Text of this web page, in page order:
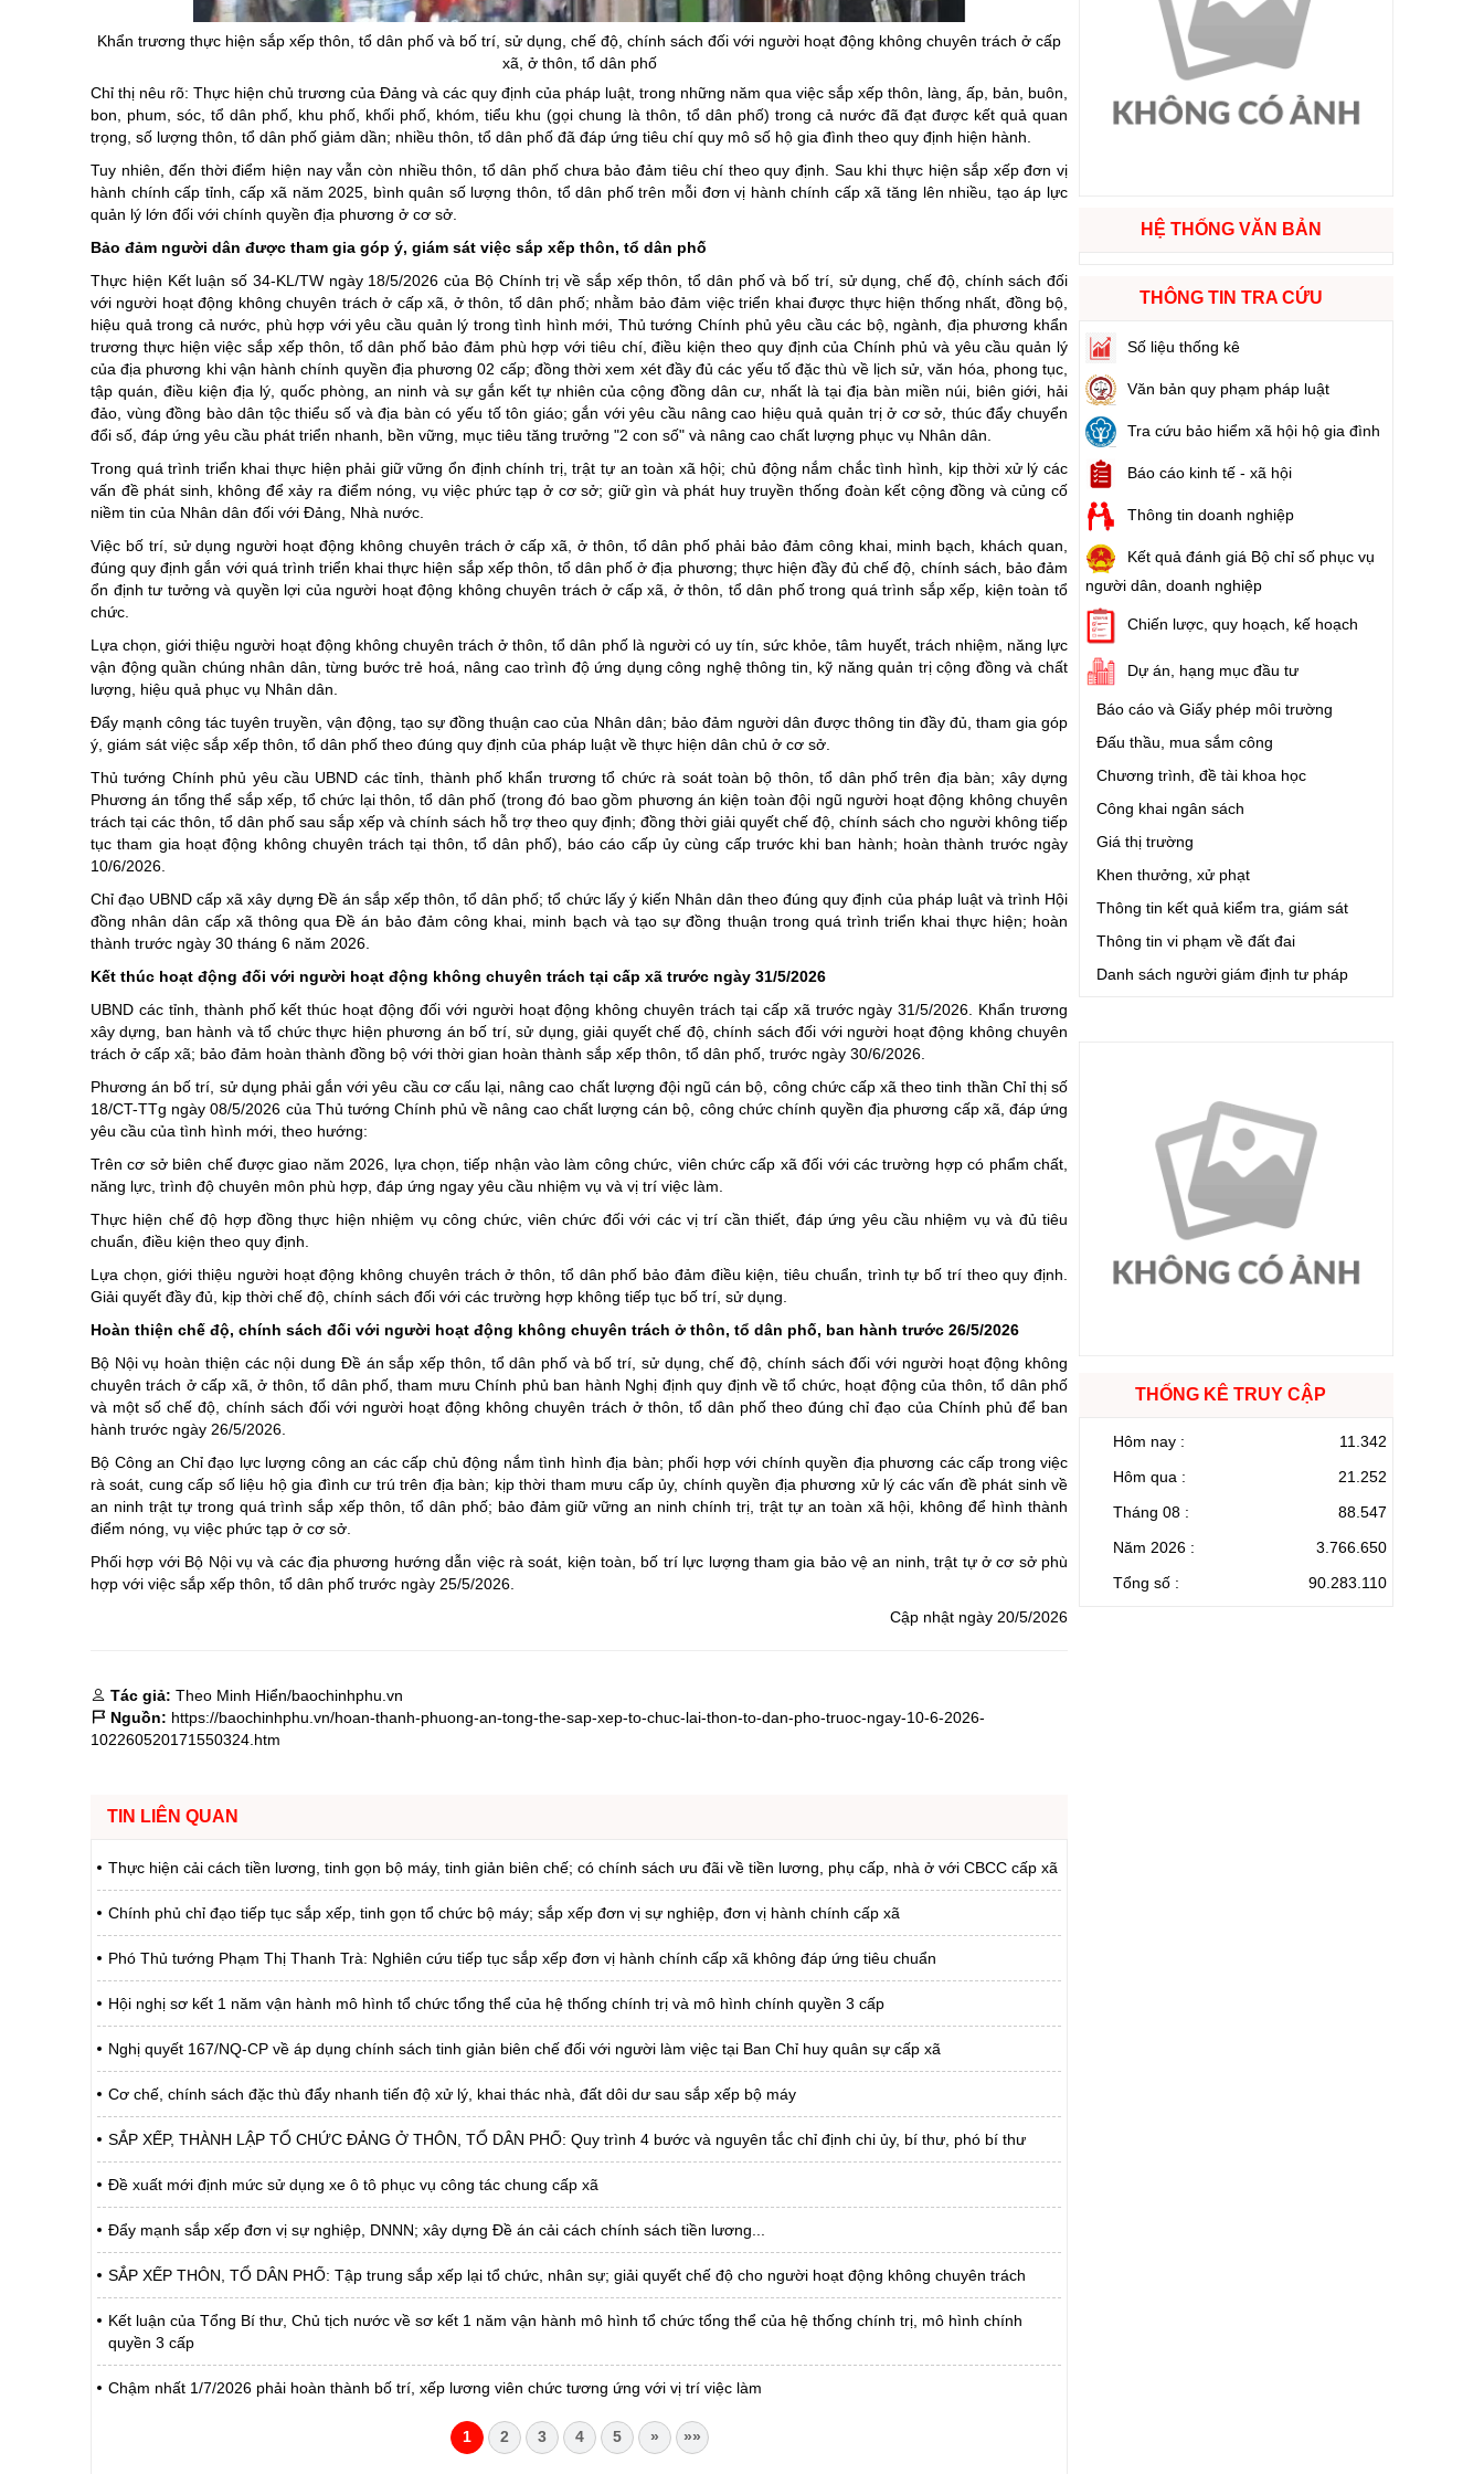
Chuyên đề tổng hợp Giảm nghèo bền vững
Bầu cử đại biểu Quốc hội khóa XVI và đại biểu Hội đồng nhân dân các cấp nhiệm kỳ 2026 - 2031
Đại hội Đảng các cấp
Gia đình hạnh phúc bền vững
An toàn thông tin
Người Việt Nam ưu tiên dùng hàng Việt Nam
Điểm báo
Phóng sự ảnh
Chuyên mục khác
Khẩn trương thực hiện sắp xếp thôn, tổ dân phố và bố trí, sử dụng, chế độ, chính sách đối với người hoạt động không chuyên trách ở cấp
xã, ở thôn, tổ dân phố
Chỉ thị nêu rõ: Thực hiện chủ trương của Đảng và các quy định của pháp luật, trong những năm qua việc sắp xếp thôn, làng, ấp, bản, buôn,
bon, phum, sóc, tổ dân phố, khu phố, khối phố, khóm, tiểu khu (gọi chung là thôn, tổ dân phố) trong cả nước đã đạt được kết quả quan
trọng, số lượng thôn, tổ dân phố giảm dần; nhiều thôn, tổ dân phố đã đáp ứng tiêu chí quy mô số hộ gia đình theo quy định hiện hành.
Tuy nhiên, đến thời điểm hiện nay vẫn còn nhiều thôn, tổ dân phố chưa bảo đảm tiêu chí theo quy định. Sau khi thực hiện sắp xếp đơn vị
hành chính cấp tỉnh, cấp xã năm 2025, bình quân số lượng thôn, tổ dân phố trên mỗi đơn vị hành chính cấp xã tăng lên nhiều, tạo áp lực
quản lý lớn đối với chính quyền địa phương ở cơ sở.
Bảo đảm người dân được tham gia góp ý, giám sát việc sắp xếp thôn, tổ dân phố
Thực hiện Kết luận số 34-KL/TW ngày 18/5/2026 của Bộ Chính trị về sắp xếp thôn, tổ dân phố và bố trí, sử dụng, chế độ, chính sách đối
với người hoạt động không chuyên trách ở cấp xã, ở thôn, tổ dân phố; nhằm bảo đảm việc triển khai được thực hiện thống nhất, đồng bộ,
hiệu quả trong cả nước, phù hợp với yêu cầu quản lý trong tình hình mới, Thủ tướng Chính phủ yêu cầu các bộ, ngành, địa phương khẩn
trương thực hiện việc sắp xếp thôn, tổ dân phố bảo đảm phù hợp với tiêu chí, điều kiện theo quy định của Chính phủ và yêu cầu quản lý
của địa phương khi vận hành chính quyền địa phương 02 cấp; đồng thời xem xét đầy đủ các yếu tố đặc thù về lịch sử, văn hóa, phong tục,
tập quán, điều kiện địa lý, quốc phòng, an ninh và sự gắn kết tự nhiên của cộng đồng dân cư, nhất là tại địa bàn miền núi, biên giới, hải
đảo, vùng đồng bào dân tộc thiểu số và địa bàn có yếu tố tôn giáo; gắn với yêu cầu nâng cao hiệu quả quản trị ở cơ sở, thúc đẩy chuyển
đổi số, đáp ứng yêu cầu phát triển nhanh, bền vững, mục tiêu tăng trưởng "2 con số" và nâng cao chất lượng phục vụ Nhân dân.
Trong quá trình triển khai thực hiện phải giữ vững ổn định chính trị, trật tự an toàn xã hội; chủ động nắm chắc tình hình, kịp thời xử lý các
vấn đề phát sinh, không để xảy ra điểm nóng, vụ việc phức tạp ở cơ sở; giữ gìn và phát huy truyền thống đoàn kết cộng đồng và củng cố
niềm tin của Nhân dân đối với Đảng, Nhà nước.
Việc bố trí, sử dụng người hoạt động không chuyên trách ở cấp xã, ở thôn, tổ dân phố phải bảo đảm công khai, minh bạch, khách quan,
đúng quy định gắn với quá trình triển khai thực hiện sắp xếp thôn, tổ dân phố ở địa phương; thực hiện đầy đủ chế độ, chính sách, bảo đảm
ổn định tư tưởng và quyền lợi của người hoạt động không chuyên trách ở cấp xã, ở thôn, tổ dân phố trong quá trình sắp xếp, kiện toàn tổ
chức.
Lựa chọn, giới thiệu người hoạt động không chuyên trách ở thôn, tổ dân phố là người có uy tín, sức khỏe, tâm huyết, trách nhiệm, năng lực
vận động quần chúng nhân dân, từng bước trẻ hoá, nâng cao trình độ ứng dụng công nghệ thông tin, kỹ năng quản trị cộng đồng và chất
lượng, hiệu quả phục vụ Nhân dân.
Đẩy mạnh công tác tuyên truyền, vận động, tạo sự đồng thuận cao của Nhân dân; bảo đảm người dân được thông tin đầy đủ, tham gia góp
ý, giám sát việc sắp xếp thôn, tổ dân phố theo đúng quy định của pháp luật về thực hiện dân chủ ở cơ sở.
Thủ tướng Chính phủ yêu cầu UBND các tỉnh, thành phố khẩn trương tổ chức rà soát toàn bộ thôn, tổ dân phố trên địa bàn; xây dựng
Phương án tổng thể sắp xếp, tổ chức lại thôn, tổ dân phố (trong đó bao gồm phương án kiện toàn đội ngũ người hoạt động không chuyên
trách tại các thôn, tổ dân phố sau sắp xếp và chính sách hỗ trợ theo quy định; đồng thời giải quyết chế độ, chính sách cho người không tiếp
tục tham gia hoạt động không chuyên trách tại thôn, tổ dân phố), báo cáo cấp ủy cùng cấp trước khi ban hành; hoàn thành trước ngày
10/6/2026.
Chỉ đạo UBND cấp xã xây dựng Đề án sắp xếp thôn, tổ dân phố; tổ chức lấy ý kiến Nhân dân theo đúng quy định của pháp luật và trình Hội
đồng nhân dân cấp xã thông qua Đề án bảo đảm công khai, minh bạch và tạo sự đồng thuận trong quá trình triển khai thực hiện; hoàn
thành trước ngày 30 tháng 6 năm 2026.
Kết thúc hoạt động đối với người hoạt động không chuyên trách tại cấp xã trước ngày 31/5/2026
UBND các tỉnh, thành phố kết thúc hoạt động đối với người hoạt động không chuyên trách tại cấp xã trước ngày 31/5/2026. Khẩn trương
xây dựng, ban hành và tổ chức thực hiện phương án bố trí, sử dụng, giải quyết chế độ, chính sách đối với người hoạt động không chuyên
trách ở cấp xã; bảo đảm hoàn thành đồng bộ với thời gian hoàn thành sắp xếp thôn, tổ dân phố, trước ngày 30/6/2026.
Phương án bố trí, sử dụng phải gắn với yêu cầu cơ cấu lại, nâng cao chất lượng đội ngũ cán bộ, công chức cấp xã theo tinh thần Chỉ thị số
18/CT-TTg ngày 08/5/2026 của Thủ tướng Chính phủ về nâng cao chất lượng cán bộ, công chức chính quyền địa phương cấp xã, đáp ứng
yêu cầu của tình hình mới, theo hướng:
Trên cơ sở biên chế được giao năm 2026, lựa chọn, tiếp nhận vào làm công chức, viên chức cấp xã đối với các trường hợp có phẩm chất,
năng lực, trình độ chuyên môn phù hợp, đáp ứng ngay yêu cầu nhiệm vụ và vị trí việc làm.
Thực hiện chế độ hợp đồng thực hiện nhiệm vụ công chức, viên chức đối với các vị trí cần thiết, đáp ứng yêu cầu nhiệm vụ và đủ tiêu
chuẩn, điều kiện theo quy định.
Lựa chọn, giới thiệu người hoạt động không chuyên trách ở thôn, tổ dân phố bảo đảm điều kiện, tiêu chuẩn, trình tự bố trí theo quy định.
Giải quyết đầy đủ, kịp thời chế độ, chính sách đối với các trường hợp không tiếp tục bố trí, sử dụng.
Hoàn thiện chế độ, chính sách đối với người hoạt động không chuyên trách ở thôn, tổ dân phố, ban hành trước 26/5/2026
Bộ Nội vụ hoàn thiện các nội dung Đề án sắp xếp thôn, tổ dân phố và bố trí, sử dụng, chế độ, chính sách đối với người hoạt động không
chuyên trách ở cấp xã, ở thôn, tổ dân phố, tham mưu Chính phủ ban hành Nghị định quy định về tổ chức, hoạt động của thôn, tổ dân phố
và một số chế độ, chính sách đối với người hoạt động không chuyên trách ở thôn, tổ dân phố theo đúng chỉ đạo của Chính phủ để ban
hành trước ngày 26/5/2026.
Bộ Công an Chỉ đạo lực lượng công an các cấp chủ động nắm tình hình địa bàn; phối hợp với chính quyền địa phương các cấp trong việc
rà soát, cung cấp số liệu hộ gia đình cư trú trên địa bàn; kịp thời tham mưu cấp ủy, chính quyền địa phương xử lý các vấn đề phát sinh về
an ninh trật tự trong quá trình sắp xếp thôn, tổ dân phố; bảo đảm giữ vững an ninh chính trị, trật tự an toàn xã hội, không để hình thành
điểm nóng, vụ việc phức tạp ở cơ sở.
Phối hợp với Bộ Nội vụ và các địa phương hướng dẫn việc rà soát, kiện toàn, bố trí lực lượng tham gia bảo vệ an ninh, trật tự ở cơ sở phù
hợp với việc sắp xếp thôn, tổ dân phố trước ngày 25/5/2026.
Cập nhật ngày 20/5/2026
Tác giả: Theo Minh Hiển/baochinhphu.vn
Nguồn: https://baochinhphu.vn/hoan-thanh-phuong-an-tong-the-sap-xep-to-chuc-lai-thon-to-dan-pho-truoc-ngay-10-6-2026-
102260520171550324.htm
TIN LIÊN QUAN
Thực hiện cải cách tiền lương, tinh gọn bộ máy, tinh giản biên chế; có chính sách ưu đãi về tiền lương, phụ cấp, nhà ở với CBCC cấp xã
Chính phủ chỉ đạo tiếp tục sắp xếp, tinh gọn tổ chức bộ máy; sắp xếp đơn vị sự nghiệp, đơn vị hành chính cấp xã
Phó Thủ tướng Phạm Thị Thanh Trà: Nghiên cứu tiếp tục sắp xếp đơn vị hành chính cấp xã không đáp ứng tiêu chuẩn
Hội nghị sơ kết 1 năm vận hành mô hình tổ chức tổng thể của hệ thống chính trị và mô hình chính quyền 3 cấp
Nghị quyết 167/NQ-CP về áp dụng chính sách tinh giản biên chế đối với người làm việc tại Ban Chỉ huy quân sự cấp xã
Cơ chế, chính sách đặc thù đẩy nhanh tiến độ xử lý, khai thác nhà, đất dôi dư sau sắp xếp bộ máy
SẮP XẾP, THÀNH LẬP TỔ CHỨC ĐẢNG Ở THÔN, TỔ DÂN PHỐ: Quy trình 4 bước và nguyên tắc chỉ định chi ủy, bí thư, phó bí thư
Đề xuất mới định mức sử dụng xe ô tô phục vụ công tác chung cấp xã
Đẩy mạnh sắp xếp đơn vị sự nghiệp, DNNN; xây dựng Đề án cải cách chính sách tiền lương...
SẮP XẾP THÔN, TỔ DÂN PHỐ: Tập trung sắp xếp lại tổ chức, nhân sự; giải quyết chế độ cho người hoạt động không chuyên trách
Kết luận của Tổng Bí thư, Chủ tịch nước về sơ kết 1 năm vận hành mô hình tổ chức tổng thể của hệ thống chính trị, mô hình chính
quyền 3 cấp
Chậm nhất 1/7/2026 phải hoàn thành bố trí, xếp lương viên chức tương ứng với vị trí việc làm
1 2 3 4 5 » »»
HỆ THỐNG VĂN BẢN
THÔNG TIN TRA CỨU
Số liệu thống kê
Văn bản quy phạm pháp luật
Tra cứu bảo hiểm xã hội hộ gia đình
Báo cáo kinh tế - xã hội
Thông tin doanh nghiệp
Kết quả đánh giá Bộ chỉ số phục vụ
người dân, doanh nghiệp
Chiến lược, quy hoạch, kế hoạch
Dự án, hạng mục đầu tư
Báo cáo và Giấy phép môi trường
Đấu thầu, mua sắm công
Chương trình, đề tài khoa học
Công khai ngân sách
Giá thị trường
Khen thưởng, xử phạt
Thông tin kết quả kiểm tra, giám sát
Thông tin vi phạm về đất đai
Danh sách người giám định tư pháp
THỐNG KÊ TRUY CẬP
Hôm nay :
11.342
Hôm qua :
21.252
Tháng 08 :
88.547
Năm 2026 :
3.766.650
Tổng số :
90.283.110